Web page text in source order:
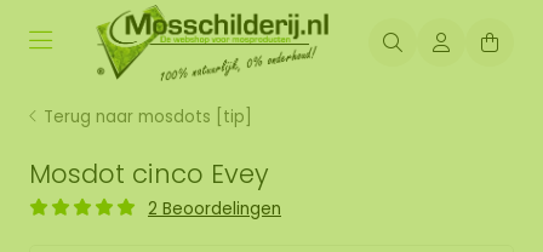
Terug naar mosdots [tip]
Mosdot cinco Evey
2 Beoordelingen